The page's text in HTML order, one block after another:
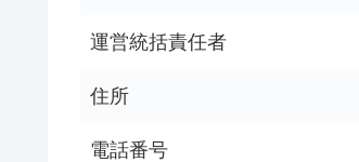
運営統括責任者
住所
電話番号